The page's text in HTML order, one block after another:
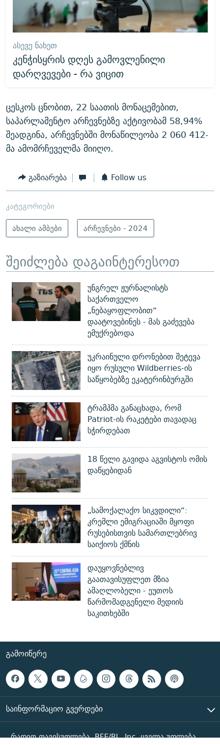
ᲐᲡᲔᲕᲔ ᲜᲐᲮᲔᲗ
კენჭისყრის დღეს გამოვლენილი
დარღვევები - რა ვიცით
ცესკოს ცნობით, 22 საათის მონაცემებით,
საპარლამენტო არჩევნებზე აქტივობამ 58,94%
შეადგინა, არჩევნებში მონაწილეობა 2 060 412-
მა ამომრჩეველმა მიიღო.
გაზიარება Follow us
კატეგორიები
ახალი ამბები
არჩევნები - 2024
შეიძლება დაგაინტერესოთ
უნგრელ ჟურნალისტს
საქართველო
„ნებაყოფლობით“
დაატოვებინეს - მას გაძევება
ემუქრებოდა
უკრაინული დრონებით შეტევა
იყო რუსული Wildberries-ის
საწყობებზე ეკატერინბურგში
ტრამპმა განაცხადა, რომ
Patriot-ის რაკეტები თავადაც
სჭირდებათ
18 წელი გავიდა აგვისტოს ომის
დაწყებიდან
„სამოქალაქო სიკვდილი“:
კრემლი ემიგრაციაში მყოფი
რუსებისთვის სამართლებრივ
საიქიოს ქმნის
დაუყოვნებლივ
გაათავისუფლეთ მზია
ამაღლობელი - ეუთოს
წარმომადგენელი მედიის
საკითხებში
ᲒᲐᲛᲝᲘᲬᲔᲠᲔ
ᲡᲐᲘᲜᲤᲝᲠᲛᲐᲪᲘᲝ ᲒᲕᲔᲠᲓᲔᲑᲘ
რადიო თავისუფლება, RFE/RL, Inc. ყველა უფლება